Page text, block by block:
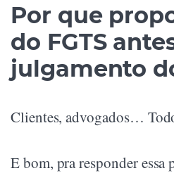
Por que
do FGTS
julgamento
Clientes, advogados…
E bom, pra responder essa